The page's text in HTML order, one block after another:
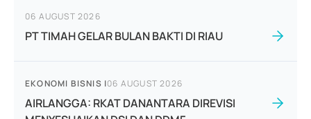
06 AUGUST 2026
PT TIMAH GELAR BULAN BAKTI DI RIAU
EKONOMI BISNIS |06 AUGUST 2026
AIRLANGGA: RKAT DANANTARA DIREVISI